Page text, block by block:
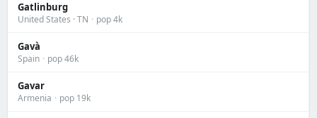
Gatlinburg
United States · TN · pop 4k
Gavà
Spain · pop 46k
Gavar
Armenia · pop 19k